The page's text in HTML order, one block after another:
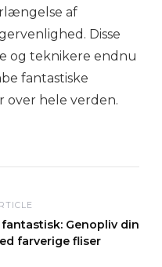
af
Disse
og teknikere endnu
fantastiske
over hele verden.
Genopliv din
farverige fliser